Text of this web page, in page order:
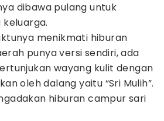
dibawa pulang untuk
menikmati hiburan
punya versi sendiri, ada
wayang kulit dengan
oleh dalang yaitu “Sri Mulih”.
hiburan campur sari